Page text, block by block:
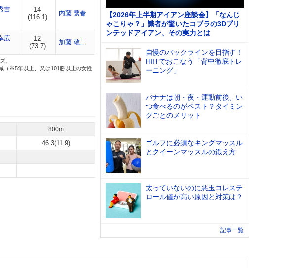
吉
14
(116.1)
内藤 繁春
広
12
(73.7)
加藤 敬二
。
（※5年以上、又は101勝以上の女性
800m
46.3(11.9)
【2026年上半期アイアン座談会】「なんじ
ゃこりゃ？」識者が驚いたコブラの3Dプリ
ンテッドアイアン、その実力とは
自慢のバックラインを目指す！
HIITでおこなう「背中徹底トレ
ーニング」
バナナは朝・夜・運動前後、い
つ食べるのがベスト？タイミン
グごとのメリット
ゴルフに必須なキングマッスル
とクイーンマッスルの鍛え方
太っていないのに悪玉コレステ
ロール値が高い原因と対策は？
記事一覧